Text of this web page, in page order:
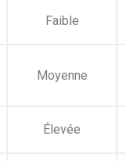
Faible
Moyenne
Élevée